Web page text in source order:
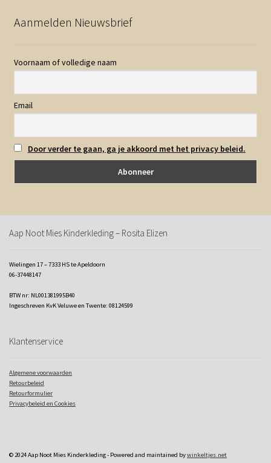
Aanmelden Nieuwsbrief
Voornaam of volledige naam
Email
Door verder te gaan, ga je akkoord met het privacy beleid.
Aap Noot Mies Kinderkleding – Rosita Elizen
Wielingen 17 – 7333 HS te Apeldoorn
06-37448147
BTW nr: NL001381995B40
Ingeschreven KvK Veluwe en Twente: 08124599
Klantenservice
Algemene voorwaarden
Retourbeleid
Retourformulier
Privacybeleid en Cookies
© 2024 Aap Noot Mies Kinderkleding - Powered and maintained bywinkeltjes.net